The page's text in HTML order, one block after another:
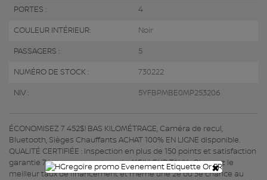
PORTES : 4
COULEUR INTÉRIEUR: Noir
PASSAGERS : 5
NUMÉRO DE STOCK : 730222
NIV : 5YFBPMBE0MP253206
ÉCONOMISEZ 7 452$! BAS KILOMÉTRAGE, Caméra de recul,
Bluetooth, Sièges Chauffants ACHAT 100% EN LIGNE disponible.
QUALITÉ CERTIFIÉE : Inspection en plus de 150 points et satisfaction
garantie 7 jours ou argent remis. MEILLEUR TAUX : Obtenez le
meilleur taux de financement et même une 2e ou 3e chance au
×